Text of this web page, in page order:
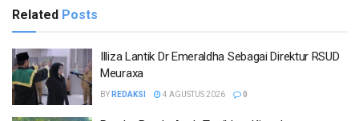
Related Posts
Illiza Lantik Dr Emeraldha Sebagai Direktur RSUD
Meuraxa
BY REDAKSI 4 AGUSTUS 2026 0